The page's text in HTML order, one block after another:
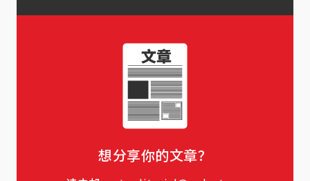
想分享你的文章？